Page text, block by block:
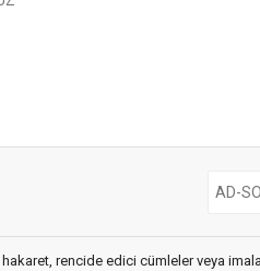
rencide edici cümleler veya